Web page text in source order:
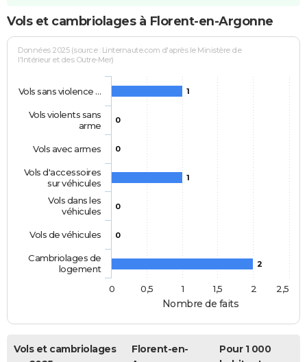
Vols et cambriolages à Florent-en-Argonne
Nombre de faits
Données 2025 (source : Linternaute.com d'après le Ministère de
l'Intérieur et des Outre-Mer)
1
0
0
1
0
0
2
Vols sans violence …
Vols violents sans
arme
Vols avec armes
Vols d'accessoires
sur véhicules
Vols dans les
véhicules
Vols de véhicules
Cambriolages de
logement
0
0,5 1 1,5 2 2,5
Vols et cambriolages
Florent-en-
Pour 1 000